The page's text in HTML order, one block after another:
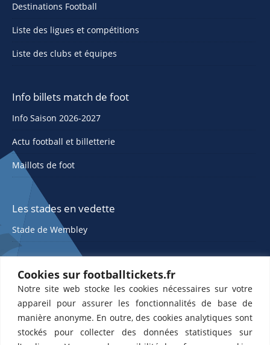
Cookies sur footballtickets.fr
Notre site web stocke les cookies nécessaires sur votre
appareil pour assurer les fonctionnalités de base de
manière anonyme. En outre, des cookies analytiques sont
stockés pour collecter des données statistiques sur
Destinations Football
Liste des ligues et compétitions
Liste des clubs et équipes
Info billets match de foot
Info Saison 2026-2027
Actu football et billetterie
Maillots de foot
Les stades en vedette
Stade de Wembley
ETTS 365 SL, Rambla de Catalunya 38, 8, 1, 08007 Barcelone, Espagne |